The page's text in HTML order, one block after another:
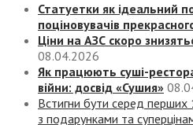
Статуетки як ідеальний
поціновувачів
Ціни на АЗС скоро
08.04.2026
Як працюють суші-
війни: досвід «Сушия»
Встигни бути серед перших
з подарунками та